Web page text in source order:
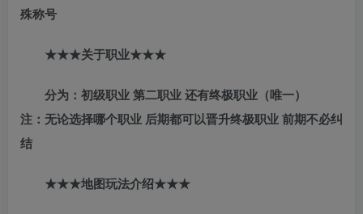
殊称号
★★★关于职业★★★
分为：初级职业 第二职业 还有终极职业（唯一）
注：无论选择哪个职业 后期都可以晋升终极职业 前期不必纠
结
★★★地图玩法介绍★★★